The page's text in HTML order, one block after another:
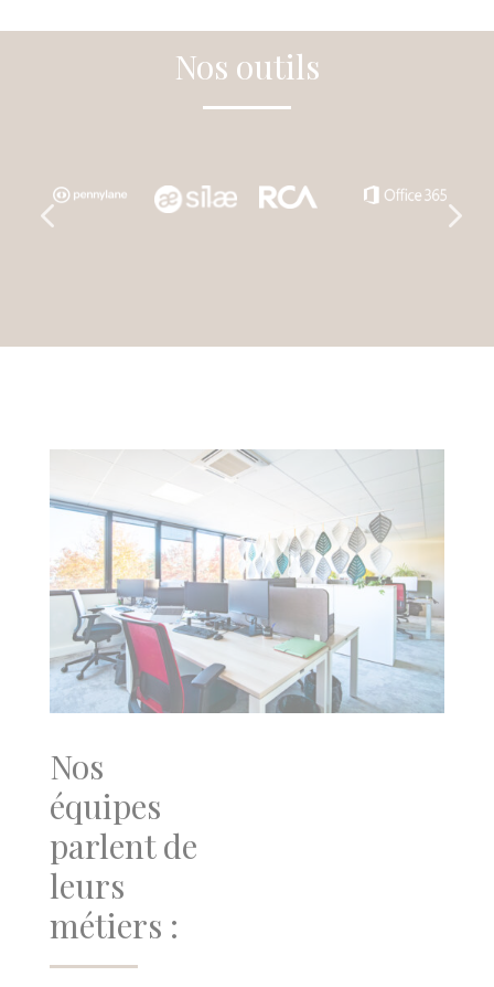
Nos outils
Nos
équipes
parlent de
leurs
métiers :